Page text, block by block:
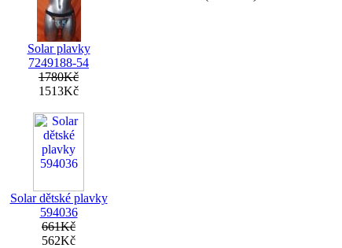
Solar plavky
7249188-54
1780Kč
1513Kč
Solar dětské plavky
594036
661Kč
562Kč